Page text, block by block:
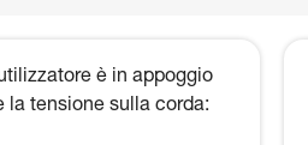
è in appoggio
la tensione sulla corda: